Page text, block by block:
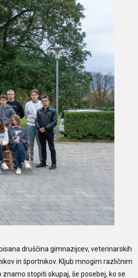
druščina gimnazijcev, veterinarskih
in športnikov. Kljub mnogim različnim
stopiti skupaj, še posebej, ko se